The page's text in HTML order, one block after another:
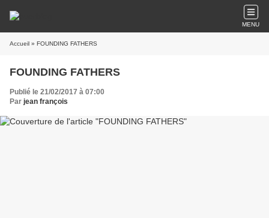
MENU
Accueil » FOUNDING FATHERS
FOUNDING FATHERS
Publié le 21/02/2017 à 07:00
Par jean françois